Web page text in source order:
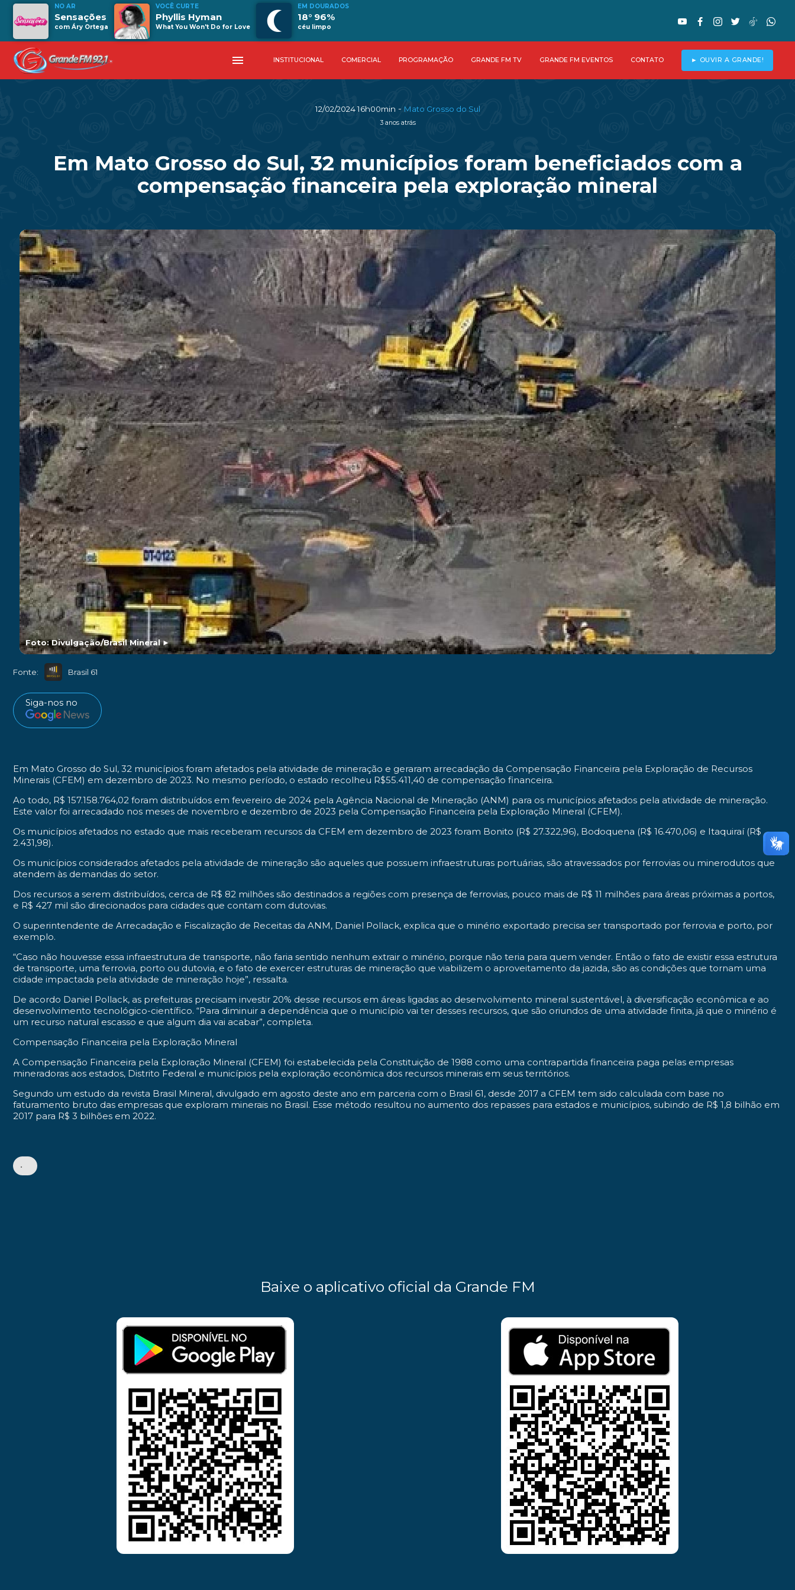
NO AR
Sensações
com Áry Ortega
VOCÊ CURTE
Phyllis Hyman
What You Won't Do for Love
EM DOURADOS
18° 96%
céu limpo
menu INSTITUCIONAL COMERCIAL PROGRAMAÇÃO GRANDE FM TV GRANDE FM EVENTOS CONTATO ► OUVIR A GRANDE!
12/02/2024 16h00min - Mato Grosso do Sul
3 anos atrás
Em Mato Grosso do Sul, 32 municípios foram beneficiados com a
compensação financeira pela exploração mineral
Foto: Divulgação/Brasil Mineral►
Fonte: Brasil 61
Siga-nos no
Em Mato Grosso do Sul, 32 municípios foram afetados pela atividade de mineração e geraram arrecadação da Compensação Financeira pela Exploração de Recursos
Minerais (CFEM) em dezembro de 2023. No mesmo período, o estado recolheu R$55.411,40 de compensação financeira.
Ao todo, R$ 157.158.764,02 foram distribuídos em fevereiro de 2024 pela Agência Nacional de Mineração (ANM) para os municípios afetados pela atividade de mineração.
Este valor foi arrecadado nos meses de novembro e dezembro de 2023 pela Compensação Financeira pela Exploração Mineral (CFEM).
Os municípios afetados no estado que mais receberam recursos da CFEM em dezembro de 2023 foram Bonito (R$ 27.322,96), Bodoquena (R$ 16.470,06) e Itaquiraí (R$
2.431,98).
Os municípios considerados afetados pela atividade de mineração são aqueles que possuem infraestruturas portuárias, são atravessados por ferrovias ou minerodutos que
atendem às demandas do setor.
Dos recursos a serem distribuídos, cerca de R$ 82 milhões são destinados a regiões com presença de ferrovias, pouco mais de R$ 11 milhões para áreas próximas a portos,
e R$ 427 mil são direcionados para cidades que contam com dutovias.
O superintendente de Arrecadação e Fiscalização de Receitas da ANM, Daniel Pollack, explica que o minério exportado precisa ser transportado por ferrovia e porto, por
exemplo.
“Caso não houvesse essa infraestrutura de transporte, não faria sentido nenhum extrair o minério, porque não teria para quem vender. Então o fato de existir essa estrutura
de transporte, uma ferrovia, porto ou dutovia, e o fato de exercer estruturas de mineração que viabilizem o aproveitamento da jazida, são as condições que tornam uma
cidade impactada pela atividade de mineração hoje”, ressalta.
De acordo Daniel Pollack, as prefeituras precisam investir 20% desse recursos em áreas ligadas ao desenvolvimento mineral sustentável, à diversificação econômica e ao
desenvolvimento tecnológico-científico. “Para diminuir a dependência que o município vai ter desses recursos, que são oriundos de uma atividade finita, já que o minério é
um recurso natural escasso e que algum dia vai acabar”, completa.
Compensação Financeira pela Exploração Mineral
A Compensação Financeira pela Exploração Mineral (CFEM) foi estabelecida pela Constituição de 1988 como uma contrapartida financeira paga pelas empresas
mineradoras aos estados, Distrito Federal e municípios pela exploração econômica dos recursos minerais em seus territórios.
Segundo um estudo da revista Brasil Mineral, divulgado em agosto deste ano em parceria com o Brasil 61, desde 2017 a CFEM tem sido calculada com base no
faturamento bruto das empresas que exploram minerais no Brasil. Esse método resultou no aumento dos repasses para estados e municípios, subindo de R$ 1,8 bilhão em
2017 para R$ 3 bilhões em 2022.
•
Baixe o aplicativo oficial da Grande FM